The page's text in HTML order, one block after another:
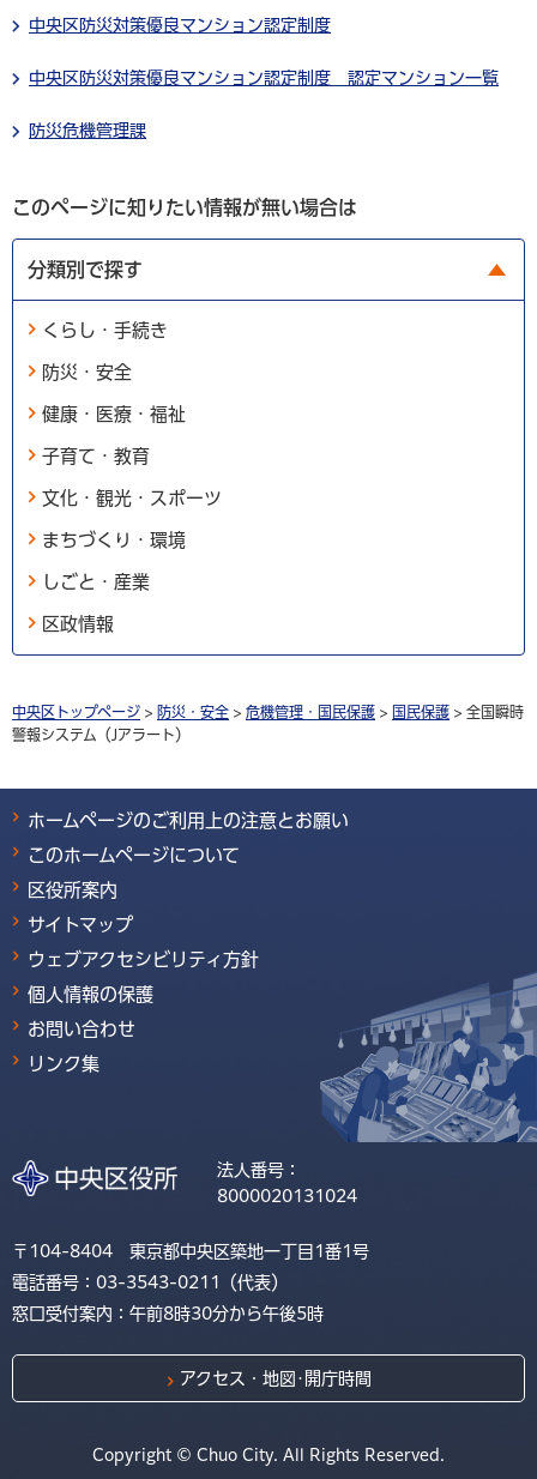
中央区防災対策優良マンション認定制度
中央区防災対策優良マンション認定制度 認定マンション一覧
防災危機管理課
このページに知りたい情報が無い場合は
分類別で探す
くらし・手続き
防災・安全
健康・医療・福祉
子育て・教育
文化・観光・スポーツ
まちづくり・環境
しごと・産業
区政情報
中央区トップページ > 防災・安全 > 危機管理・国民保護 > 国民保護 > 全国瞬時
警報システム（Jアラート）
ホームページのご利用上の注意とお願い
このホームページについて
区役所案内
サイトマップ
ウェブアクセシビリティ方針
個人情報の保護
お問い合わせ
リンク集
法人番号：
8000020131024
〒104-8404 東京都中央区築地一丁目1番1号
電話番号：03-3543-0211（代表）
窓口受付案内：午前8時30分から午後5時
アクセス・地図･開庁時間
Copyright © Chuo City. All Rights Reserved.